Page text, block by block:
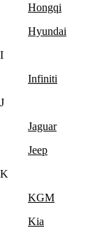
Hongqi
Hyundai
I
Infiniti
J
Jaguar
Jeep
K
KGM
Kia